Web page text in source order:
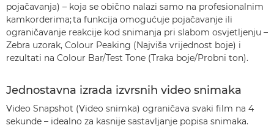
pojačavanja) – koja se obično nalazi samo na profesionalnim
kamkorderima; ta funkcija omogućuje pojačavanje ili
ograničavanje reakcije kod snimanja pri slabom osvjetljenju –
Zebra uzorak, Colour Peaking (Najviša vrijednost boje) i
rezultati na Colour Bar/Test Tone (Traka boje/Probni ton).
Jednostavna izrada izvrsnih video snimaka
Video Snapshot (Video snimka) ograničava svaki film na 4
sekunde – idealno za kasnije sastavljanje popisa snimaka.